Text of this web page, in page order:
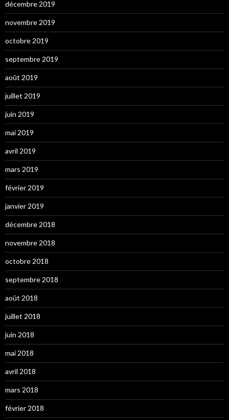
décembre 2019
novembre 2019
octobre 2019
septembre 2019
août 2019
juillet 2019
juin 2019
mai 2019
avril 2019
mars 2019
février 2019
janvier 2019
décembre 2018
novembre 2018
octobre 2018
septembre 2018
août 2018
juillet 2018
juin 2018
mai 2018
avril 2018
mars 2018
février 2018